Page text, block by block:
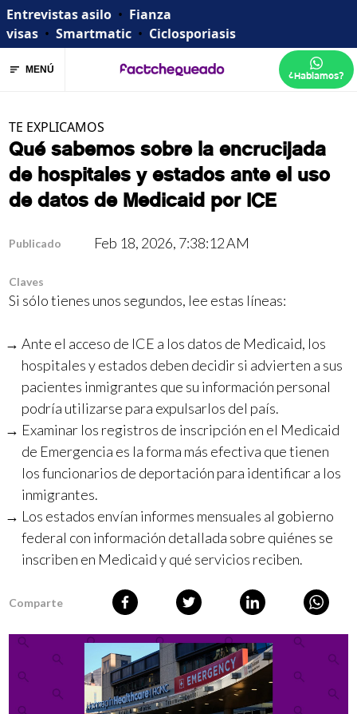
Entrevistas asilo • Fianza
visas • Smartmatic • Ciclosporiasis
MENÚ ¿Hablamos?
TE EXPLICAMOS
Qué sabemos sobre la encrucijada
de hospitales y estados ante el uso
de datos de Medicaid por ICE
Publicado Feb 18, 2026, 7:38:12 AM
Claves
Si sólo tienes unos segundos, lee estas líneas:
Ante el acceso de ICE a los datos de Medicaid, los
hospitales y estados deben decidir si advierten a sus
pacientes inmigrantes que su información personal
podría utilizarse para expulsarlos del país.
Examinar los registros de inscripción en el Medicaid
de Emergencia es la forma más efectiva que tienen
los funcionarios de deportación para identificar a los
inmigrantes.
Los estados envían informes mensuales al gobierno
federal con información detallada sobre quiénes se
inscriben en Medicaid y qué servicios reciben.
Comparte